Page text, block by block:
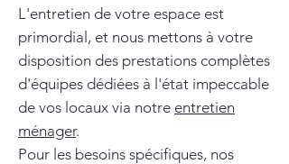
L'entretien de votre espace est
primordial, et nous mettons à votre
disposition des prestations complètes
d'équipes dédiées à l'état impeccable
de vos locaux via notre entretien
ménager.
Pour les besoins spécifiques, nos